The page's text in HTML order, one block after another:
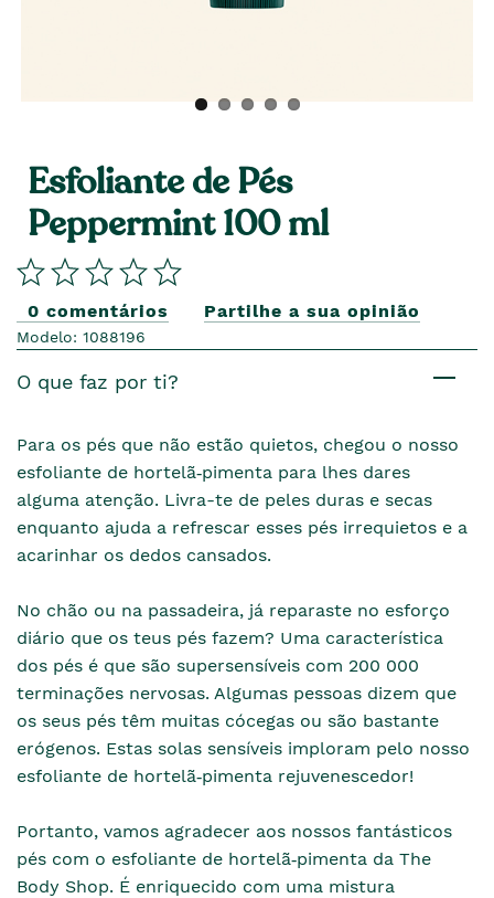
Esfoliante de Pés
Peppermint 100 ml
0 comentários Partilhe a sua opinião
Modelo: 1088196
O que faz por ti?
Para os pés que não estão quietos, chegou o nosso
esfoliante de hortelã‑pimenta para lhes dares
alguma atenção. Livra-te de peles duras e secas
enquanto ajuda a refrescar esses pés irrequietos e a
acarinhar os dedos cansados.
No chão ou na passadeira, já reparaste no esforço
diário que os teus pés fazem? Uma característica
dos pés é que são supersensíveis com 200 000
terminações nervosas. Algumas pessoas dizem que
os seus pés têm muitas cócegas ou são bastante
erógenos. Estas solas sensíveis imploram pelo nosso
esfoliante de hortelã‑pimenta rejuvenescedor!
Portanto, vamos agradecer aos nossos fantásticos
pés com o esfoliante de hortelã‑pimenta da The
Body Shop. É enriquecido com uma mistura